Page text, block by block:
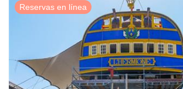
Reservas en línea